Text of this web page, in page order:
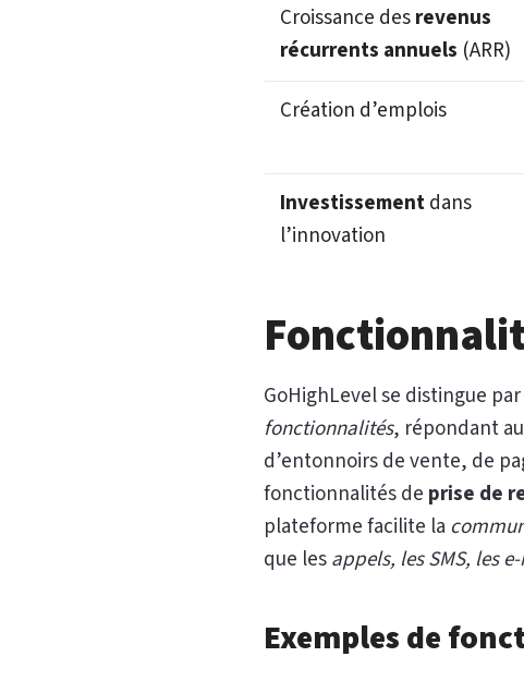
Croissance desrevenus
récurrents annuels (ARR)
Création d’emplois
Investissementdans
l’innovation
GoHighLevel se distingue par
fonctionnalités, répondant
d’entonnoirs de vente, de
fonctionnalités de prise de
plateforme facilite la
que lesappels, les SMS, les
Exemples de